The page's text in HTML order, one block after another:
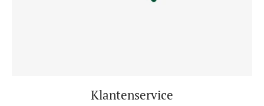
Klantenservice